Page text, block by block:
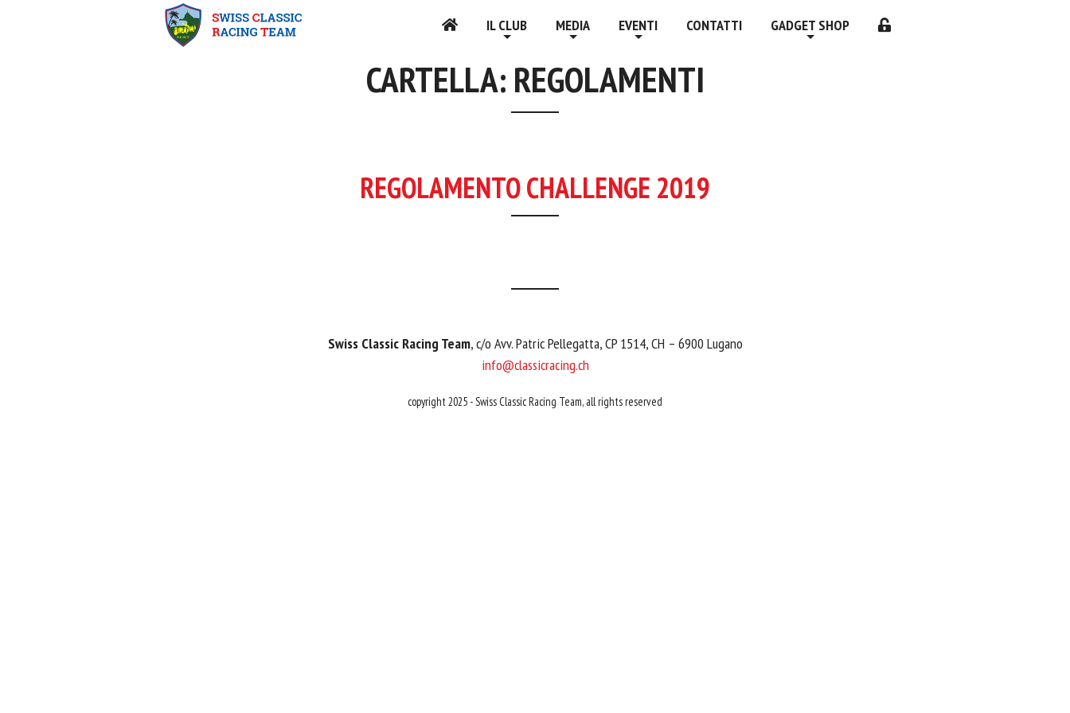
IL CLUB MEDIA EVENTI CONTATTI GADGET SHOP
CARTELLA: REGOLAMENTI
REGOLAMENTO CHALLENGE 2019
Swiss Classic Racing Team, c/o Avv. Patric Pellegatta, CP 1514, CH – 6900 Lugano
info@classicracing.ch
copyright 2025 - Swiss Classic Racing Team, all rights reserved